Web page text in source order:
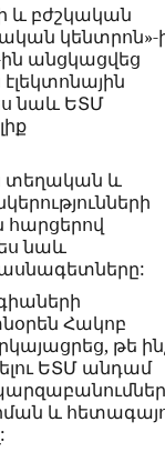
և բժշկական
կենտրոն»-
ին անցկացվեց
նաև ԵՏՄ
տեղական և
նաև
Հակոբ
թե
ԵՏՄ անդամ
և